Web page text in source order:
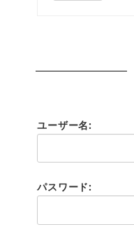
ユーザー名:
パスワード: